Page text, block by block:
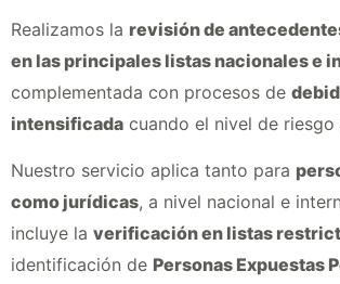
Realizamos la revisión de
en las principales listas nacionales e
complementada con procesos de
intensificada cuando el nivel de riesgo
Nuestro servicio aplica tanto para
como jurídicas, a nivel nacional e
incluye la verificación en listas
identificación de Personas Expuestas